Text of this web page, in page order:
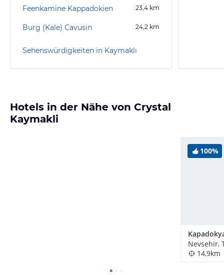
Feenkamine Kappadokien 23,4 km
Burg (Kale) Cavusin 24,2 km
Sehenswürdigkeiten in Kaymaklı
Hotels in der Nähe von Crystal
Kaymakli
100%
Nevsehir,
14,9km